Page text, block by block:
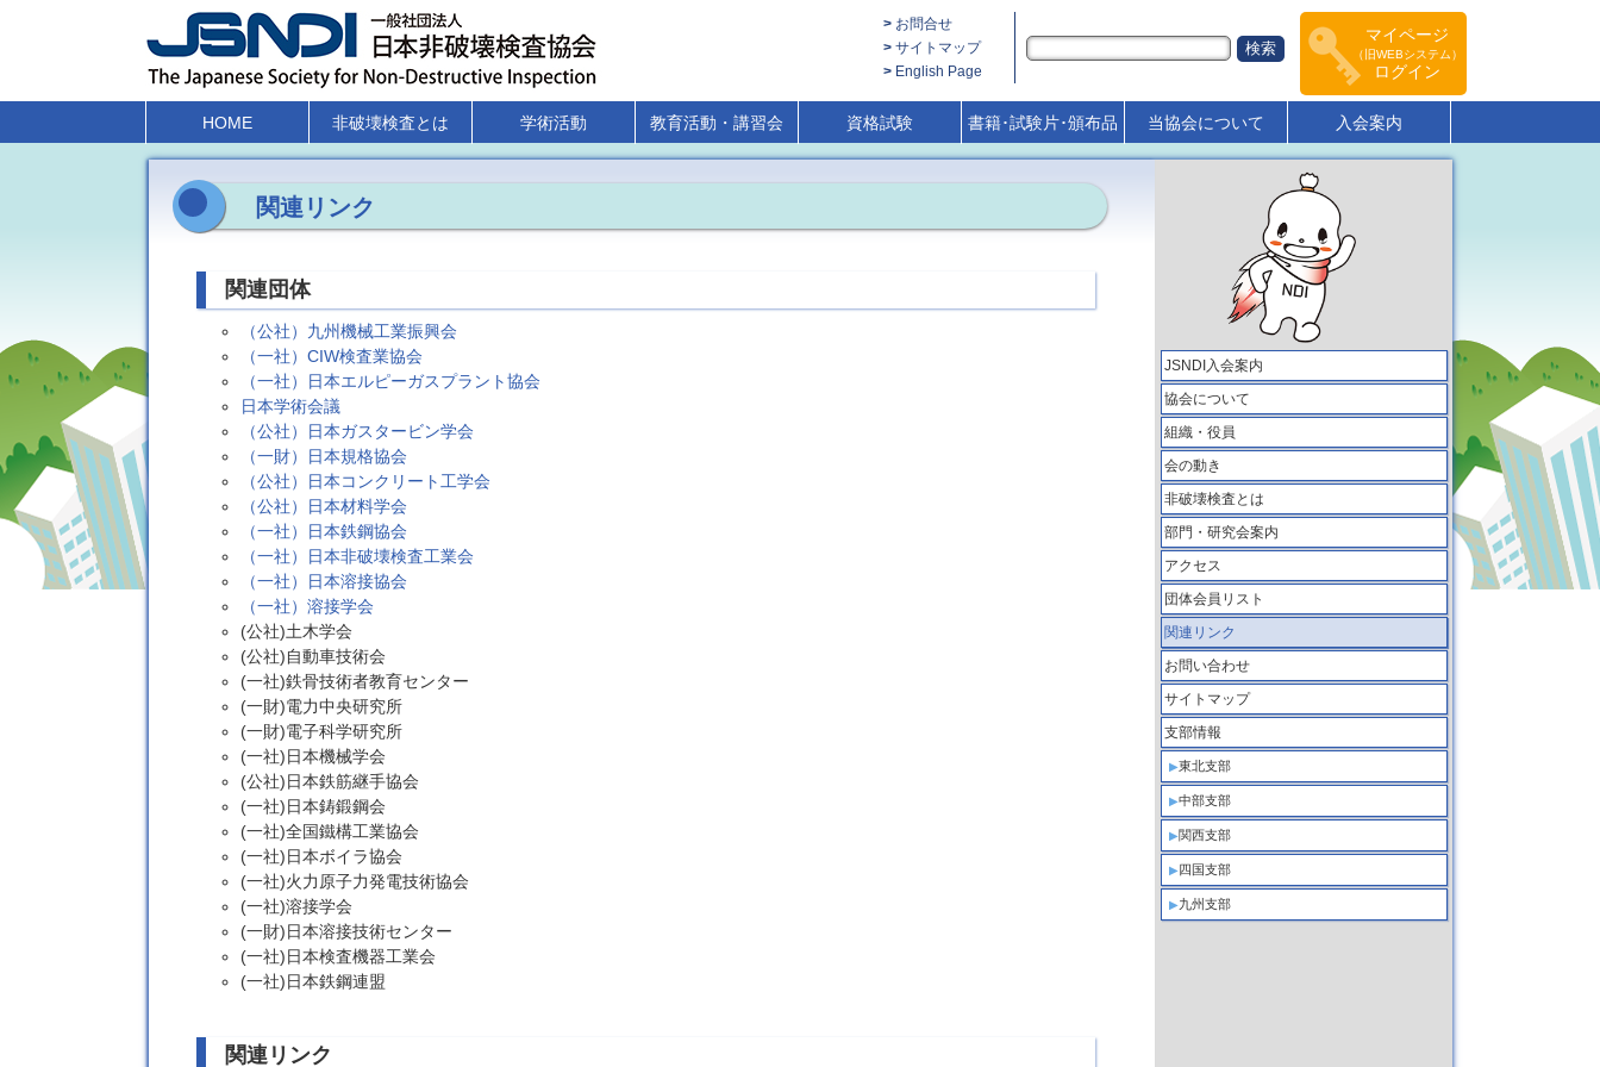
お問合せ
サイトマップ
English Page
マイページ
（旧WEBシステム）
ログイン
HOME 非破壊検査とは 学術活動 教育活動・講習会 資格試験 書籍･試験片･頒布品 当協会について 入会案内
関連リンク
関連団体
（公社）九州機械工業振興会
（一社）CIW検査業協会
（一社）日本エルピーガスプラント協会
日本学術会議
（公社）日本ガスタービン学会
（一財）日本規格協会
（公社）日本コンクリート工学会
（公社）日本材料学会
（一社）日本鉄鋼協会
（一社）日本非破壊検査工業会
（一社）日本溶接協会
（一社）溶接学会
(公社)土木学会
(公社)自動車技術会
(一社)鉄骨技術者教育センター
(一財)電力中央研究所
(一財)電子科学研究所
(一社)日本機械学会
(公社)日本鉄筋継手協会
(一社)日本鋳鍛鋼会
(一社)全国鐵構工業協会
(一社)日本ボイラ協会
(一社)火力原子力発電技術協会
(一社)溶接学会
(一財)日本溶接技術センター
(一社)日本検査機器工業会
(一社)日本鉄鋼連盟
関連リンク
JSNDI入会案内
協会について
組織・役員
会の動き
非破壊検査とは
部門・研究会案内
アクセス
団体会員リスト
関連リンク
お問い合わせ
サイトマップ
支部情報
東北支部
中部支部
関西支部
四国支部
九州支部